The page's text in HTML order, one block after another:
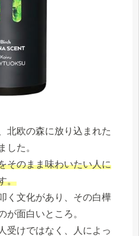
北欧の森に放り込まれた
した。
そのまま味わいたい人に
。
く文化があり、その白樺
が面白いところ。
受けではなく、人によっ